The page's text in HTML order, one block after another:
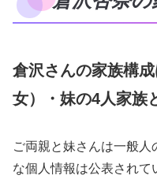
倉沢さんの家族構
女）・妹の4人家族
ご両親と妹さんは一般
な個人情報は公表されて